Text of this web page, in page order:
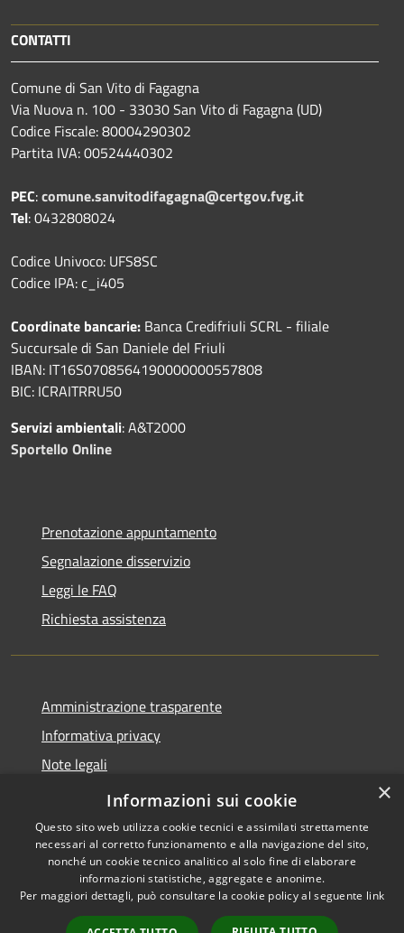
CONTATTI
Comune di San Vito di Fagagna
Via Nuova n. 100 - 33030 San Vito di Fagagna (UD)
Codice Fiscale: 80004290302
Partita IVA: 00524440302
PEC:comune.sanvitodifagagna@certgov.fvg.it
Tel: 0432808024
Codice Univoco: UFS8SC
Codice IPA: c_i405
Coordinate bancarie: Banca Credifriuli SCRL - filiale
Succursale di San Daniele del Friuli
IBAN: IT16S0708564190000000557808
BIC: ICRAITRRU50
Servizi ambientali: A&T2000
Sportello Online
Prenotazione appuntamento
Segnalazione disservizio
Leggi le FAQ
Richiesta assistenza
Amministrazione trasparente
Informativa privacy
Note legali
Dichiarazione di accessibilità
Accessibilità
Copyright © 2026 • Comune di
San Vito di Fagagna • Powered
byMunicipium Accesso
×
Informazioni sui cookie
Questo sito web utilizza cookie tecnici e assimilati strettamente
necessari al corretto funzionamento e alla navigazione del sito,
nonché un cookie tecnico analitico al solo fine di elaborare
informazioni statistiche, aggregate e anonime.
Per maggiori dettagli, può consultare la cookie policy al seguente link